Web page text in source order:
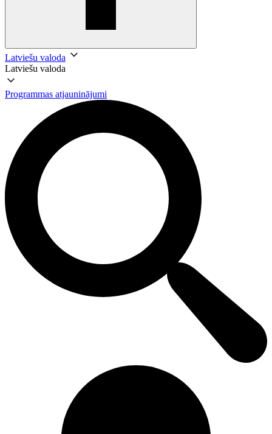
Latviešu valoda
Latviešu valoda
Programmas atjauninājumi